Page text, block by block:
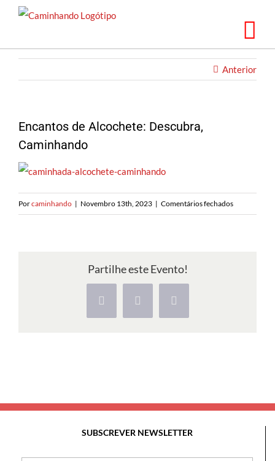
Saltar
Anterior
Encantos de Alcochete: Descubra,
Caminhando
Porcaminhando | Novembro 13th, 2023 | Comentários fechadosem
Encantos
Partilhe este Evento!
Facebook
X Pinterest
SUBSCREVER NEWSLETTER